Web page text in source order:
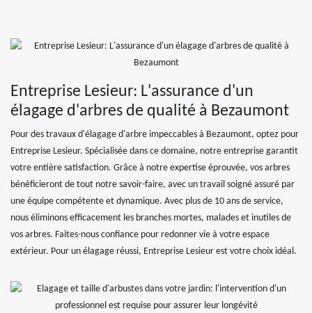
Entreprise Lesieur: L'assurance d'un
élagage d'arbres de qualité à Bezaumont
Pour des travaux d'élagage d'arbre impeccables à Bezaumont, optez pour
Entreprise Lesieur. Spécialisée dans ce domaine, notre entreprise garantit
votre entière satisfaction. Grâce à notre expertise éprouvée, vos arbres
bénéficieront de tout notre savoir-faire, avec un travail soigné assuré par
une équipe compétente et dynamique. Avec plus de 10 ans de service,
nous éliminons efficacement les branches mortes, malades et inutiles de
vos arbres. Faites-nous confiance pour redonner vie à votre espace
extérieur. Pour un élagage réussi, Entreprise Lesieur est votre choix idéal.